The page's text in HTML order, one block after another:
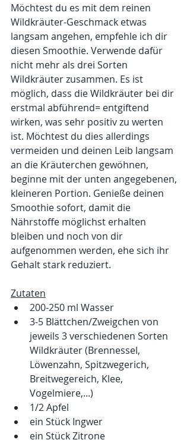
Möchtest du es mit dem reinen
Wildkräuter-Geschmack etwas
langsam angehen, empfehle ich dir
diesen Smoothie. Verwende dafür
nicht mehr als drei Sorten
Wildkräuter zusammen. Es ist
möglich, dass die Wildkräuter bei dir
erstmal abführend= entgiftend
wirken, was sehr positiv zu werten
ist. Möchtest du dies allerdings
vermeiden und deinen Leib langsam
an die Kräuterchen gewöhnen,
beginne mit der unten angegebenen,
kleineren Portion. Genieße deinen
Smoothie sofort, damit die
Nährstoffe möglichst erhalten
bleiben und noch von dir
aufgenommen werden, ehe sich ihr
Gehalt stark reduziert.
Zutaten
200-250 ml Wasser
3-5 Blättchen/Zweigchen von
jeweils 3 verschiedenen Sorten
Wildkräuter (Brennessel,
Löwenzahn, Spitzwegerich,
Breitwegereich, Klee,
Vogelmiere,...)
1/2 Apfel
ein Stück Ingwer
ein Stück Zitrone